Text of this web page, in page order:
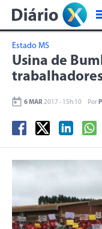
Estado MS
Usina de
6 MAR 2017 - 15h:10 Por